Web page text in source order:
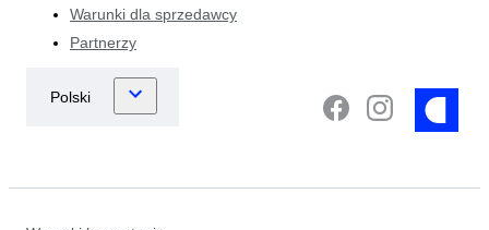
Warunki dla sprzedawcy
Partnerzy